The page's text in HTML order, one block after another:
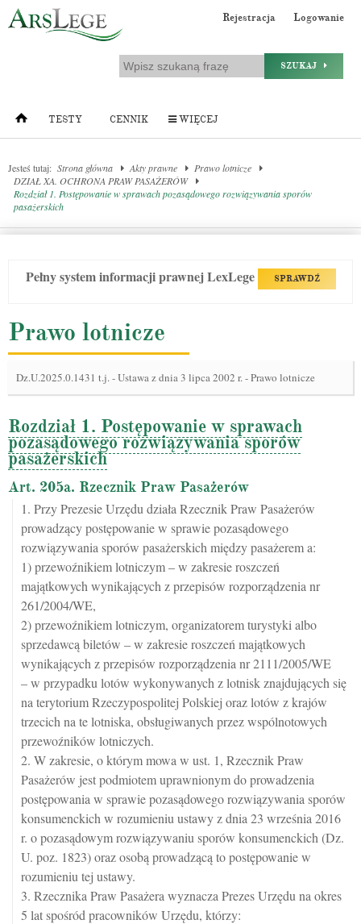
Rejestracja Logowanie
SZUKAJ
TESTY CENNIK WIĘCEJ
Jesteś tutaj: Strona główna Akty prawne
Prawo lotnicze
DZIAŁ XA. OCHRONA PRAW PASAŻERÓW
Rozdział 1. Postępowanie w sprawach pozasądowego rozwiązywania sporów
pasażerskich
Pełny system informacji prawnej LexLege SPRAWDŹ
Prawo lotnicze
Dz.U.2025.0.1431 t.j.-Ustawa z dnia 3 lipca 2002 r. - Prawo lotnicze
Rozdział 1. Postępowanie w sprawach
pozasądowego rozwiązywania sporów
pasażerskich
Art. 205a. Rzecznik Praw Pasażerów
1. Przy Prezesie Urzędu działa Rzecznik Praw Pasażerów
prowadzący postępowanie w sprawie pozasądowego
rozwiązywania sporów pasażerskich między pasażerem a:
1) przewoźnikiem lotniczym – w zakresie roszczeń
majątkowych wynikających z przepisów rozporządzenia nr
261/2004/WE,
2) przewoźnikiem lotniczym, organizatorem turystyki albo
sprzedawcą biletów – w zakresie roszczeń majątkowych
wynikających z przepisów rozporządzenia nr 2111/2005/WE
– w przypadku lotów wykonywanych z lotnisk znajdujących się
na terytorium Rzeczypospolitej Polskiej oraz lotów z krajów
trzecich na te lotniska, obsługiwanych przez wspólnotowych
przewoźników lotniczych.
2. W zakresie, o którym mowa w ust. 1, Rzecznik Praw
Pasażerów jest podmiotem uprawnionym do prowadzenia
postępowania w sprawie pozasądowego rozwiązywania sporów
konsumenckich w rozumieniu ustawy z dnia 23 września 2016
r. o pozasądowym rozwiązywaniu sporów konsumenckich (Dz.
U. poz. 1823) oraz osobą prowadzącą to postępowanie w
rozumieniu tej ustawy.
3. Rzecznika Praw Pasażera wyznacza Prezes Urzędu na okres
5 lat spośród pracowników Urzędu, którzy: